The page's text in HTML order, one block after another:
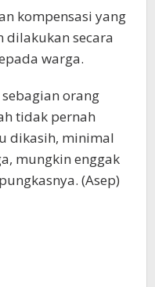
kompensasi yang
secara
warga.
orang
tidak pernah
dikasih, minimal
mungkin enggak
(Asep)